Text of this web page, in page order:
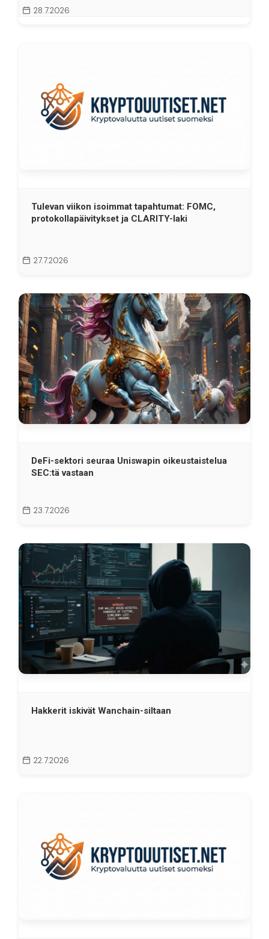
28.7.2026
Tulevan viikon isoimmat tapahtumat: FOMC,
protokollapäivitykset ja CLARITY-laki
27.7.2026
DeFi-sektori seuraa Uniswapin oikeustaistelua
SEC:tä vastaan
23.7.2026
Hakkerit iskivät Wanchain-siltaan
22.7.2026